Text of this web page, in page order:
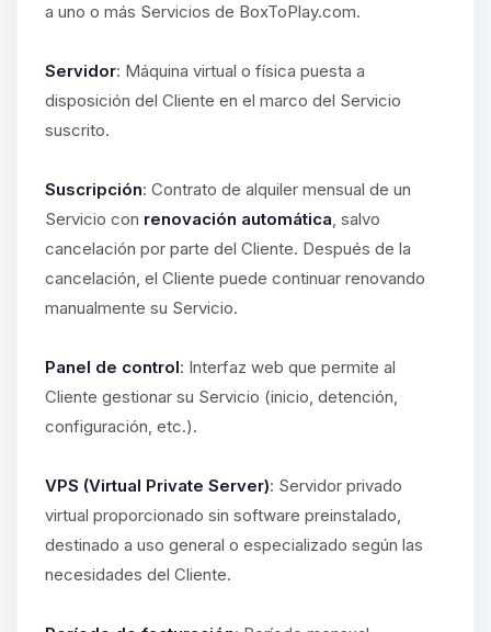
a uno o más Servicios de BoxToPlay.com.
Servidor: Máquina virtual o física puesta a
disposición del Cliente en el marco del Servicio
suscrito.
Suscripción: Contrato de alquiler mensual de un
Servicio con renovación automática, salvo
cancelación por parte del Cliente. Después de la
cancelación, el Cliente puede continuar renovando
manualmente su Servicio.
Panel de control: Interfaz web que permite al
Cliente gestionar su Servicio (inicio, detención,
configuración, etc.).
VPS (Virtual Private Server): Servidor privado
virtual proporcionado sin software preinstalado,
destinado a uso general o especializado según las
necesidades del Cliente.